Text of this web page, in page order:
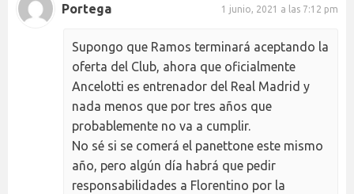
Portega 1 junio, 2021 a las 7:12 pm
Supongo que Ramos terminará aceptando la
oferta del Club, ahora que oficialmente
Ancelotti es entrenador del Real Madrid y
nada menos que por tres años que
probablemente no va a cumplir.
No sé si se comerá el panettone este mismo
año, pero algún día habrá que pedir
responsabilidades a Florentino por la